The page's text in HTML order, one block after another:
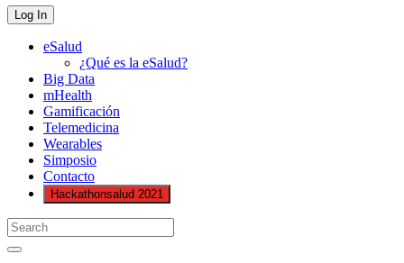
eSalud
¿Qué es la eSalud?
Big Data
mHealth
Gamificación
Telemedicina
Wearables
Simposio
Contacto
Hackathonsalud 2021